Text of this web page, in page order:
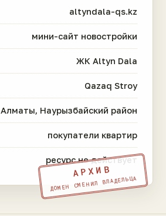
altyndala-qs.kz
мини-сайт новостройки
ЖК Altyn Dala
Qazaq Stroy
Алматы, Наурызбайский район
покупатели квартир
ресурс не действует
АРХИВ
ДОМЕН СМЕНИЛ ВЛАДЕЛЬЦА